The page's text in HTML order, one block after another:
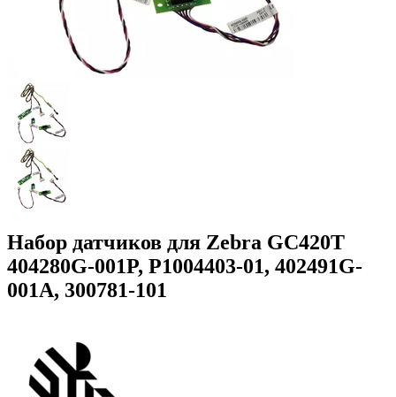
Набор датчиков для Zebra GC420T
404280G-001P, P1004403-01, 402491G-
001A, 300781-101